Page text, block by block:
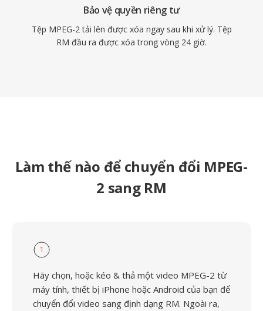
Bảo vệ quyền riêng tư
Tệp MPEG-2 tải lên được xóa ngay sau khi xử lý. Tệp
RM đầu ra được xóa trong vòng 24 giờ.
Làm thế nào để chuyển đổi MPEG-
2 sang RM
1
Hãy chọn, hoặc kéo & thả một video MPEG-2 từ
máy tính, thiết bị iPhone hoặc Android của bạn để
chuyển đổi video sang định dạng RM. Ngoài ra,